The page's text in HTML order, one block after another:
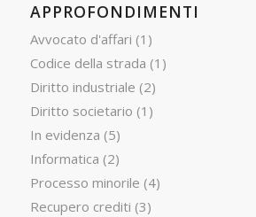
APPROFONDIMENTI
Avvocato d'affari (1)
Codice della strada (1)
Diritto industriale (2)
Diritto societario (1)
In evidenza (5)
Informatica (2)
Processo minorile (4)
Recupero crediti (3)